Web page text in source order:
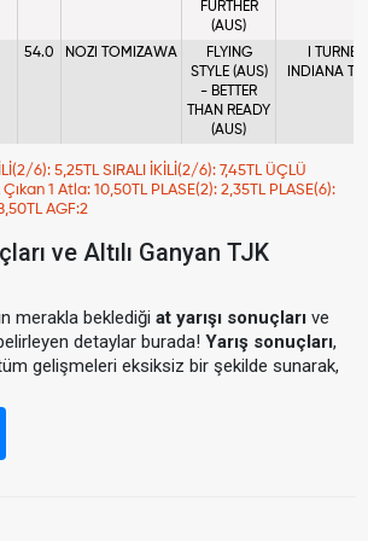
FURTHER
(AUS)
54.0 NOZI TOMIZAWA
FLYING
STYLE (AUS)
- BETTER
THAN READY
(AUS)
I
INDIANA
6): 5,25TL SIRALI İKİLİ(2/6): 7,45TL ÜÇLÜ
1 Atla: 10,50TL PLASE(2): 2,35TL PLASE(6):
AGF:2
ve Altılı Ganyan TJK
merakla beklediğiat yarışı sonuçları ve
detaylar burada!Yarış sonuçları,
gelişmeleri eksiksiz bir şekilde sunarak,
kazandırılan miktarlar ile sizlere detaylı bir